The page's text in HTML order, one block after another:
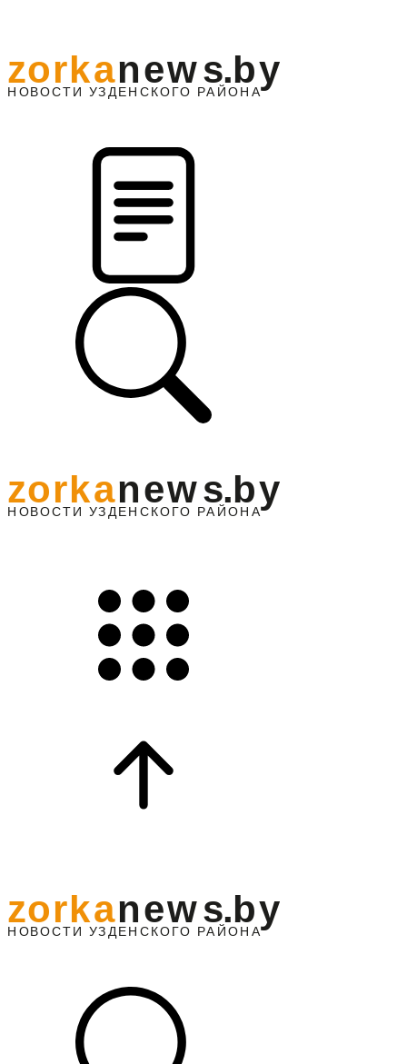
НО ВОСТИ УЗДЕНС КО ГО РАЙОНА
zorkanews.by